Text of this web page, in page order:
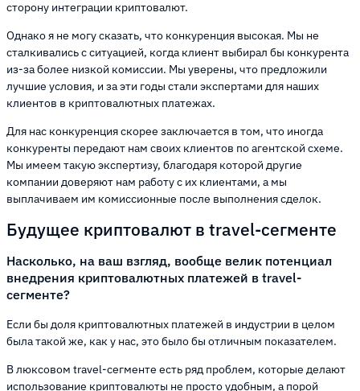
сторону интеграции криптовалют.
Однако я не могу сказать, что конкуренция высокая. Мы не
сталкивались с ситуацией, когда клиент выбирал бы конкурента
из-за более низкой комиссии. Мы уверены, что предложили
лучшие условия, и за эти годы стали экспертами для наших
клиентов в криптовалютных платежах.
Для нас конкуренция скорее заключается в том, что иногда
конкуренты передают нам своих клиентов по агентской схеме.
Мы имеем такую экспертизу, благодаря которой другие
компании доверяют нам работу с их клиентами, а мы
выплачиваем им комиссионные после выполнения сделок.
Будущее криптовалют в travel-сегменте
Насколько, на ваш взгляд, вообще велик потенциал
внедрения криптовалютных платежей в travel-
сегменте?
Если бы доля криптовалютных платежей в индустрии в целом
была такой же, как у нас, это было бы отличным показателем.
В люксовом travel-сегменте есть ряд проблем, которые делают
использование криптовалюты не просто удобным, а порой